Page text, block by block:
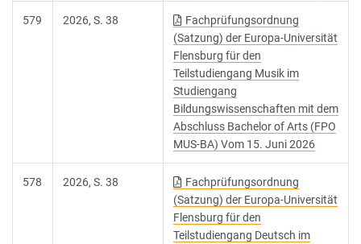
579 2026, S. 38
Fachprüfungsordnung
(Satzung) der Europa-Universität
Flensburg für den
Teilstudiengang Musik im
Studiengang
Bildungswissenschaften mit dem
Abschluss Bachelor of Arts (FPO
MUS-BA) Vom 15. Juni 2026
578 2026, S. 38
Fachprüfungsordnung
(Satzung) der Europa-Universität
Flensburg für den
Teilstudiengang Deutsch im